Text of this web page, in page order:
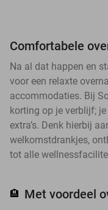
Comfortabele
Na al dat happen en
voor een relaxte
accommodaties. Bij
korting op je verblijf;
extra’s. Denk hierbij
welkomstdrankjes,
tot alle
🏨 Met voordeel